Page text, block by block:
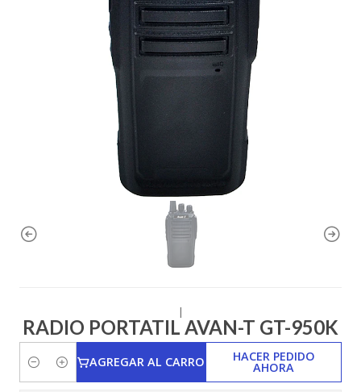
RADIO PORTATIL AVAN-T GT-950K
Cantidad
AGREGAR AL CARRO HACER PEDIDO
AHORA